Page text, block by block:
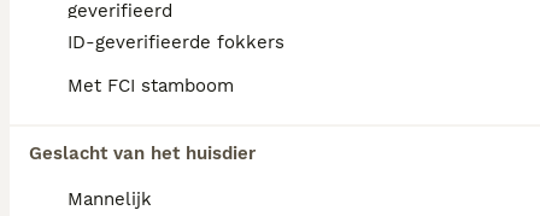
geverifieerd
ID-geverifieerde fokkers
Met FCI stamboom
Geslacht van het huisdier
Mannelijk
FAQ's
Wat kost een Jack Russell
puppy?